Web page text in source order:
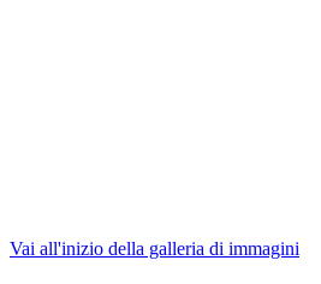
Vai all'inizio della galleria di immagini